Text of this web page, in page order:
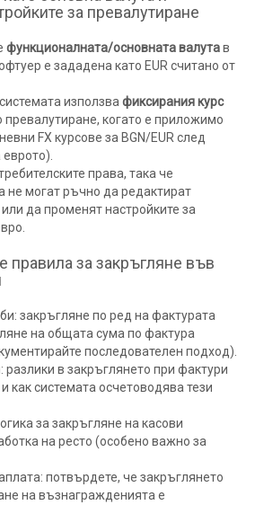
за превалутиране
функционалната/основната валутав
е зададена като EUR считано от
използвафиксирания курс
превалутиране, когато е приложимо
FX курсове за BGN/EUR след
права, така че
не могат ръчно да редактират
да променят настройките за
правила за закръгляне във
закръгляне по ред на фактурата
на общата сума по фактура
последователен подход).
разлики в закръглянето при фактури
как системата осчетоводява тези
за закръгляне на касови
на ресто (особено важно за
потвърдете, че закръглянето
на възнагражденията е